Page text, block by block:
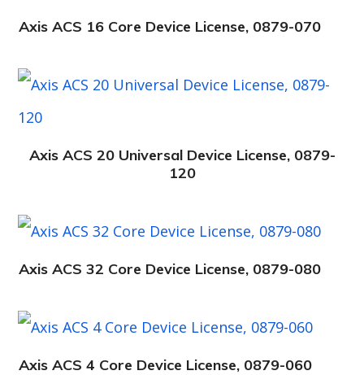
Axis ACS 16 Core Device License, 0879-070
Axis ACS 20 Universal Device License, 0879-
120
Axis ACS 32 Core Device License, 0879-080
Axis ACS 4 Core Device License, 0879-060